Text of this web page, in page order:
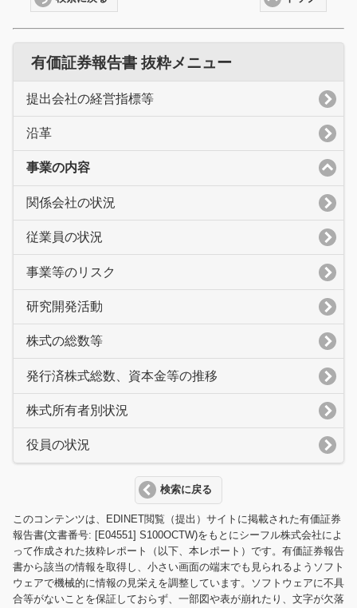
有価証券報告書 抜粋メニュー
提出会社の経営指標等
沿革
事業の内容
関係会社の状況
従業員の状況
事業等のリスク
研究開発活動
株式の総数等
発行済株式総数、資本金等の推移
株式所有者別状況
役員の状況
検索に戻る
このコンテンツは、EDINET閲覧（提出）サイトに掲載された有価証券
報告書(文書番号: [E04551] S100OCTW)をもとにシーフル株式会社によ
って作成された抜粋レポート（以下、本レポート）です。有価証券報告
書から該当の情報を取得し、小さい画面の端末でも見られるようソフト
ウェアで機械的に情報の見栄えを調整しています。ソフトウェアに不具
合等がないことを保証しておらず、一部図や表が崩れたり、文字が欠落